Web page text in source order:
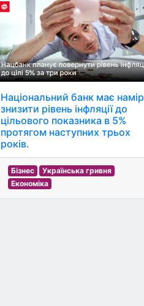
Національний банк має намір
знизити рівень інфляції до
цільового показника в 5%
протягом наступних трьох
років.
Бізнес
Українська гривня
Економіка